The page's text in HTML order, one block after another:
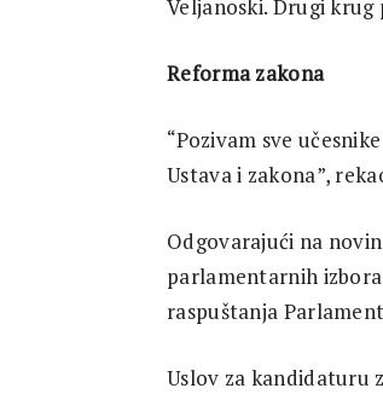
Veljanoski. Drugi
Reforma zakona
“Pozivam sve
Ustava i zakona”,
Odgovarajući na
parlamentarnih
raspuštanja
Uslov za kandidaturu